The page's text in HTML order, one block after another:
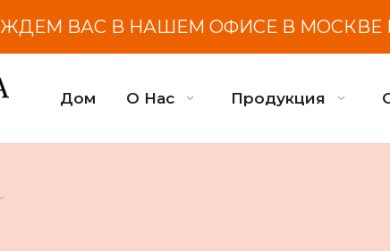
ЖДЕМ ВАС В НАШЕМ ОФИСЕ В МОСКВЕ
Дом О Нас Продукция